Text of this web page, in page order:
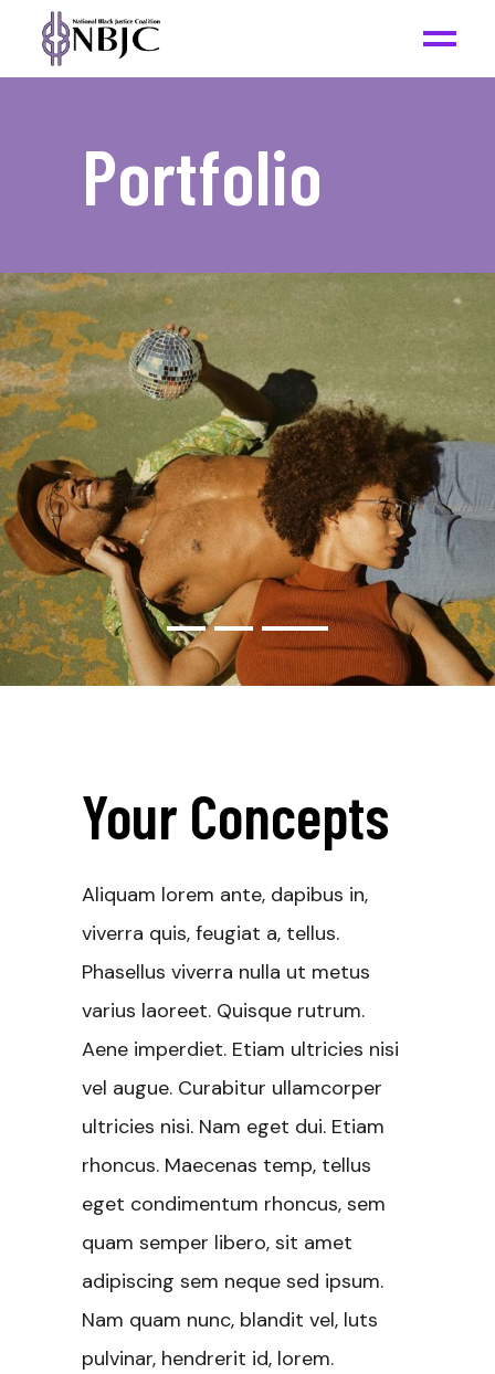
Portfolio
Your Concepts
Aliquam lorem ante, dapibus in,
viverra quis, feugiat a, tellus.
Phasellus viverra nulla ut metus
varius laoreet. Quisque rutrum.
Aene imperdiet. Etiam ultricies nisi
vel augue. Curabitur ullamcorper
ultricies nisi. Nam eget dui. Etiam
rhoncus. Maecenas temp, tellus
eget condimentum rhoncus, sem
quam semper libero, sit amet
adipiscing sem neque sed ipsum.
Nam quam nunc, blandit vel, luts
pulvinar, hendrerit id, lorem.